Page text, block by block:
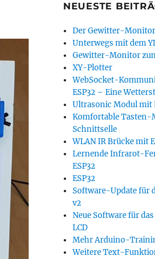
NEUESTE
Der Gewitter-
Unterwegs mit dem
Gewitter-Monitor
XY-Plotter
WebSocket-
ESP32 – Eine
Ultrasonic Modul mit
Komfortable
Schnittselle
WLAN IR Brücke mit
Lernende Infrarot-
ESP32
ESP32
Software-Update für
v2
Neue Software für
LCD
Mehr Arduino-
Weitere Text-